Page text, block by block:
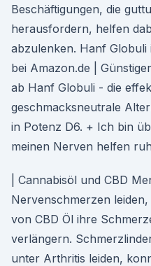
Beschäftigungen, die
herausfordern, helfen
abzulenken. Hanf
bei Amazon.de |
ab Hanf Globuli - die
geschmacksneutrale
in Potenz D6. + Ich bin
meinen Nerven helfen
| Cannabisöl und CBD
Nervenschmerzen
von CBD Öl ihre
verlängern.
unter Arthritis leiden,